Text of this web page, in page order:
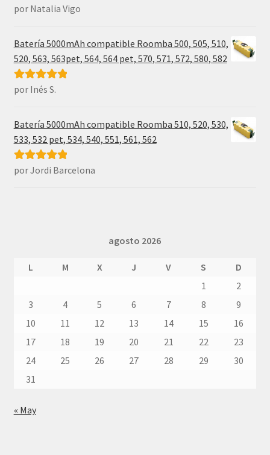
Valorado con
por Natalia Vigo
Batería 5000mAh compatible Roomba 500, 505, 510,
520, 563, 563pet, 564, 564 pet, 570, 571, 572, 580, 582
Valorado con
por Inés S.
Batería 5000mAh compatible Roomba 510, 520, 530,
533, 532 pet, 534, 540, 551, 561, 562
Valorado con
por Jordi Barcelona
agosto 2026
L M X J V S
D
1
2
3
4 5 6 7 8
9
10
11 12 13 14 15
16
17
18 19 20 21 22
23
24
25 26 27 28 29
30
31
« May